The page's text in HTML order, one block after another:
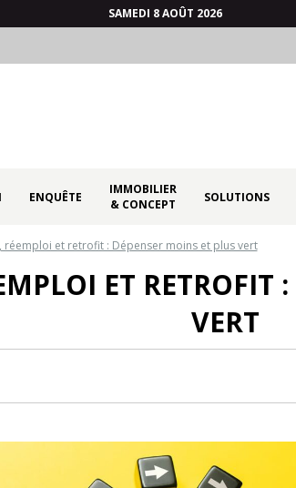
SAMEDI 8 AOÛT 2026
ENQUÊTE
IMMOBILIER
& CONCEPT
SOLUTIONS
réemploi et retrofit : Dépenser moins et plus vert
ET RETROFIT
VERT